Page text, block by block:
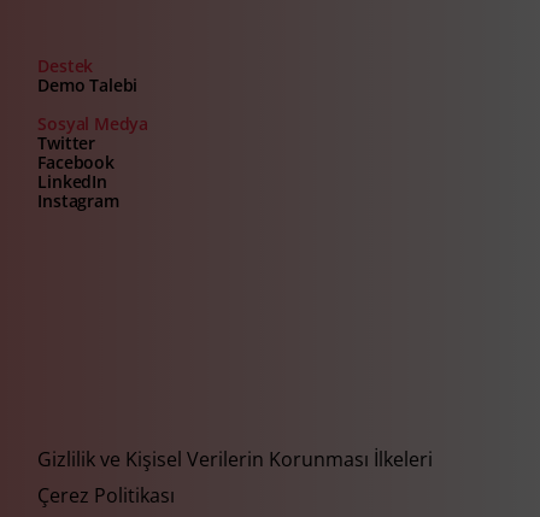
Destek
Demo Talebi
Sosyal Medya
Twitter
Facebook
LinkedIn
Instagram
Gizlilik ve Kişisel Verilerin Korunması İlkeleri
Çerez Politikası